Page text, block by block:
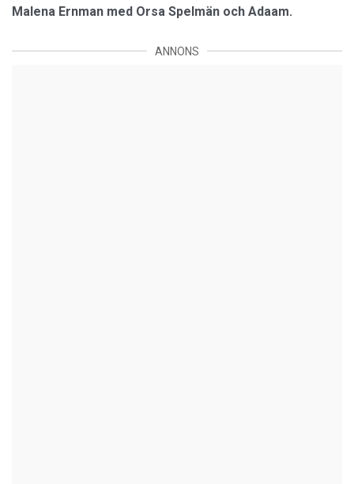
Malena Ernman med Orsa Spelmän och Adaam.
ANNONS